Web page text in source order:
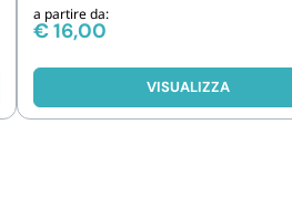
a partire da:
€16,00
VISUALIZZA